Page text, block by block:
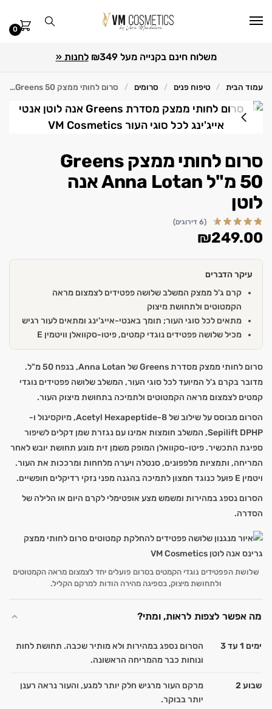
0
משלוח חינם בקנייה מעל ₪349 לחנות «
עמוד הבית / טיפוח פנים / סרומים / סרום לחותי ממצק Greens 50 מ"ל Anna Lotan אנה לוטן
סרום לחותי ממצק Greens
50 מ"ל Anna Lotan אנה
לוטן
(6 דירוגים)
₪249.00
עיקר הדברים
קרם ג'ל ממצק המשלב שלושה פפטידים לצמצום מראה
הקמטוטים ולתחושת מיצוק
מתאים לכל סוגי העור; תומך באנטי-אייג'ינג ומתאים לעור רגיש
מכיל שלושה פפטידים נוגדי קמטים, פיטו-סקוואלן וויטמין E
סרום לחותי ממצק מסדרת Greens של Anna Lotan, בנפח 50 מ"ל.
מדובר בקרם ג'ל המיועד לכל סוגי העור, המשלב שלושה פפטידים נוגדי
קמטים לצמצום מראה הקמטוטים ולתמיכה בתחושת מיצוק העור.
הסרום מבוסס על שילוב של Acetyl Hexapeptide-8, מיוקסינול ו-
Sepilift DPHP, המשלב חומצות אמינו עם נגזרת שמן דקלים לשיפור
ספיגת התכשיר. פיטו-סקוואלן המופק משמן זית מונע תחושת יובש לאחר
המריחה, ותמציות מלפפונים, סנטלה ויערה מלחחות ומרככות את העור.
ויטמין E פועל כנוגד חמצון לתמיכה בהגנה מפני נזקי רדיקלים חופשיים.
הסרום נספג במהירות ומשמש מצע אופטימלי לקרם היום או הלילה של
הסדרה.
שלושת הפפטידים נוגדי הקמטים בסרום פועלים יחד לצמצום מראה הקמטוטים
ולתחושת מיצוק, בספיגה מהירה הודות למרקם הקליל.
מה אפשר לצפות לראות, ומתי?
ימים 1 עד 3
הסרום נספג במהירות ולא מותיר שכבה. תחושת לחות
ונוחות כבר מהמריחה הראשונה.
שבוע 2
מרקם העור מרגיש חלק יותר למגע, והעור נראה רענן
יותר בבוקר.